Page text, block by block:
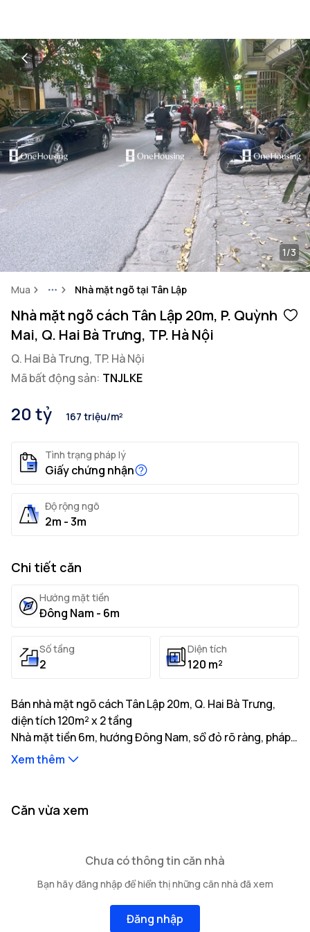
Mua MoreNhà mặt ngõ tại Tân Lập
1/3
Nhà mặt ngõ cách Tân Lập 20m, P. Quỳnh
Mai, Q. Hai Bà Trưng, TP. Hà Nội
Q. Hai Bà Trưng, TP. Hà Nội
Mã bất động sản: TNJLKE
20 tỷ 167 triệu/m²
Tình trạng pháp lý
Giấy chứng nhận
Độ rộng ngõ
2m - 3m
Chi tiết căn
Hướng mặt tiền
Đông Nam - 6m
Số tầng
2
Diện tích
120 m²
Bán nhà mặt ngõ cách Tân Lập 20m, Q. Hai Bà Trưng,
diện tích 120m² x 2 tầng
Nhà mặt tiền 6m, hướng Đông Nam, sổ đỏ rõ ràng, pháp
lý minh bạch, giá tốt. Liên hệ gặp ngay chủ nhà.
tích xây dựng 100m²
Nhà mặt tiền 6m, hướng Đông Nam, độ rộng ngõ tiếp
Vị trí nhà nằm tại tuyến đường Tân Lập với
trường học, bệnh viện và tiện ích xung quanh.
Xem thêm
Căn vừa xem
Chưa có thông tin căn nhà
Bạn hãy đăng nhập để hiển thị những căn nhà đã xem
Đăng nhập